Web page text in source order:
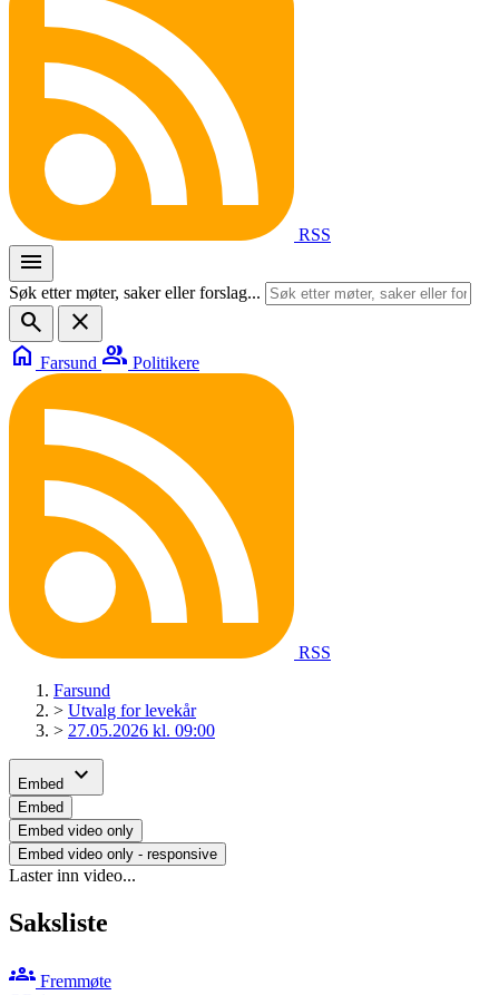
RSS
menu
Søk etter møter, saker eller forslag...
search
close
home Farsund group Politikere
RSS
Farsund
> Utvalg for levekår
> 27.05.2026 kl. 09:00
Embed expand_more
Embed
Embed video only
Embed video only - responsive
Laster inn video...
Saksliste
groups Fremmøte